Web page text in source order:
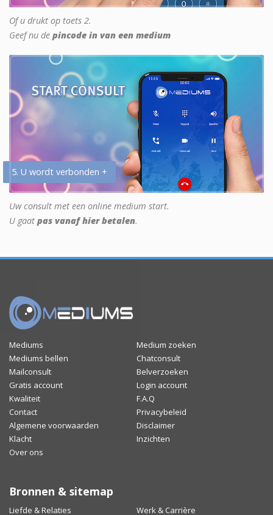
Of u drukt op toets 2.
Geef nu de pincode in van een medium
5. U wordt verbonden +
Uw consult met een online medium start.
U gaat pas vanaf hier betalen.
Mediums
Medium zoeken
Mediums bellen
Chatconsult
Mailconsult
Belverzoeken
Gratis account
Login account
Kwaliteit
F.A.Q
Contact
Privacybeleid
Algemene voorwaarden
Disclaimer
Klacht
Inzichten
Over ons
Bronnen & sitemap
Liefde & Relaties Werk & Carrière